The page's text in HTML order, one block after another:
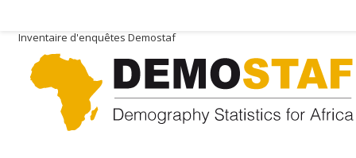
Inventaire d'enquêtes Demostaf